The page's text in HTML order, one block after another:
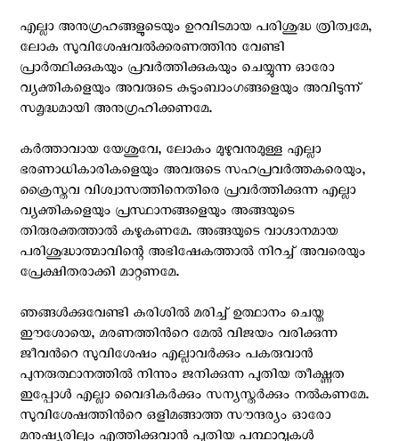
എല്ലാ അനുഗ്രഹങ്ങളുടെയും ഉറവിടമായ പരിശുദ്ധ ത്രിത്വമേ,
ലോക സുവിശേഷവൽക്കരണത്തിനു വേണ്ടി
പ്രാർത്ഥിക്കുകയും പ്രവർത്തിക്കുകയും ചെയ്യുന്ന ഓരോ
വ്യക്തികളെയും അവരുടെ കുടുംബാംഗങ്ങളെയും അവിടുന്ന്
സമൃദ്ധമായി അനുഗ്രഹിക്കണമേ.
കർത്താവായ യേശുവേ, ലോകം മുഴുവനുമുള്ള എല്ലാ
ഭരണാധികാരികളെയും അവരുടെ സഹപ്രവർത്തകരെയും,
ക്രൈസ്തവ വിശ്വാസത്തിനെതിരെ പ്രവർത്തിക്കുന്ന എല്ലാ
വ്യക്തികളെയും പ്രസ്ഥാനങ്ങളെയും അങ്ങയുടെ
തിരുരക്തത്താൽ കഴുകണമേ. അങ്ങയുടെ വാഗ്ദാനമായ
പരിശുദ്ധാത്മാവിന്റെ അഭിഷേകത്താൽ നിറച്ച് അവരെയും
പ്രേക്ഷിതരാക്കി മാറ്റണമേ.
ഞങ്ങൾക്കുവേണ്ടി കുരിശിൽ മരിച്ച് ഉത്ഥാനം ചെയ്ത
ഈശോയെ, മരണത്തിന്‍റെ മേല്‍ വിജയം വരിക്കുന്ന
ജീവന്‍റെ സുവിശേഷം എല്ലാവര്‍ക്കും പകരുവാന്‍
പുനരുത്ഥാനത്തില്‍ നിന്നും ജനിക്കുന്ന പുതിയ തീക്ഷ്ണത
ഇപ്പോള്‍ എല്ലാ വൈദികർക്കും സന്യസ്തർക്കും നൽകണമേ.
സുവിശേഷത്തിന്‍റെ ഒളിമങ്ങാത്ത സൗന്ദര്യം ഓരോ